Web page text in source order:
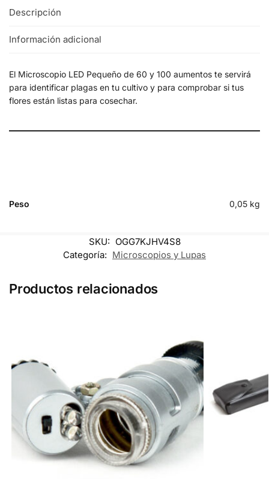
Descripción
Información adicional
El Microscopio LED Pequeño de 60 y 100 aumentos te servirá
para identificar plagas en tu cultivo y para comprobar si tus
flores están listas para cosechar.
Peso 0,05 kg
SKU: OGG7KJHV4S8
Categoría: Microscopios y Lupas
Productos relacionados